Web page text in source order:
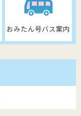
おみたん号バス案内